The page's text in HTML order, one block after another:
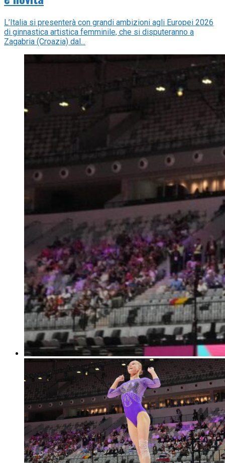
L’Italia si presenterà con grandi ambizioni agli Europei 2026
di ginnastica artistica femminile, che si disputeranno a
Zagabria (Croazia) dal...